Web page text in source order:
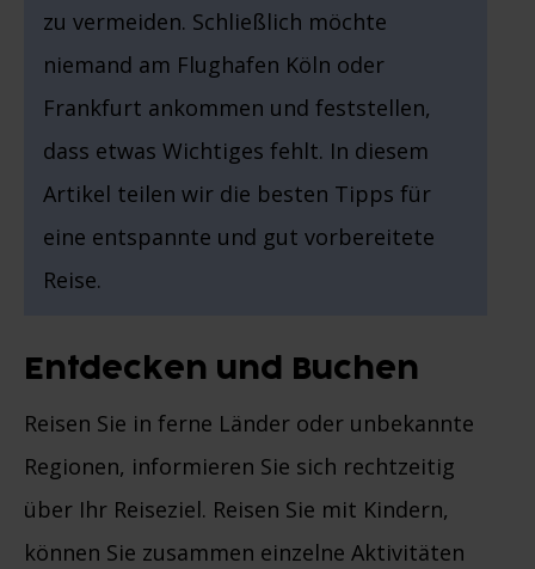
zu vermeiden. Schließlich möchte
niemand am Flughafen Köln oder
Frankfurt ankommen und feststellen,
dass etwas Wichtiges fehlt. In diesem
Artikel teilen wir die besten Tipps für
eine entspannte und gut vorbereitete
Reise.
Entdecken und Buchen
Reisen Sie in ferne Länder oder unbekannte
Regionen, informieren Sie sich rechtzeitig
über Ihr Reiseziel. Reisen Sie mit Kindern,
können Sie zusammen einzelne Aktivitäten